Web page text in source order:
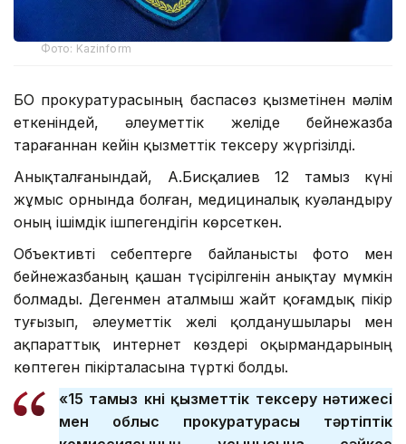
Фото: Kazinform
БҚО прокуратурасының баспасөз қызметінен мәлім
еткеніндей, әлеуметтік желіде бейнежазба
тарағаннан кейін қызметтік тексеру жүргізілді.
Анықталғанындай, А.Бисқалиев 12 тамыз күні
жұмыс орнында болған, медициналық куәландыру
оның ішімдік ішпегендігін көрсеткен.
Объективті себептерге байланысты фото мен
бейнежазбаның қашан түсірілгенін анықтау мүмкін
болмады. Дегенмен аталмыш жайт қоғамдық пікір
туғызып, әлеуметтік желі қолданушылары мен
ақпараттық интернет көздері оқырмандарының
көптеген пікірталасына түрткі болды.
«15 тамыз күні қызметтік тексеру нәтижесі
мен облыс прокуратурасы тәртіптік